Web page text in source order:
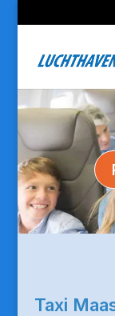
Taxi